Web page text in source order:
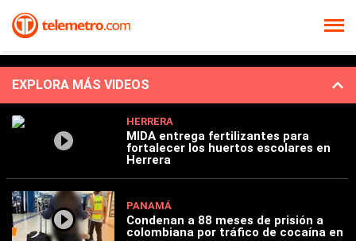
EXPLORA MÁS VIDEOS
HERRERA
MIDA entrega fertilizantes para
fortalecer los huertos escolares en
Herrera
PANAMÁ
Condenan a 88 meses de prisión a
colombiana por tráfico de cocaína en